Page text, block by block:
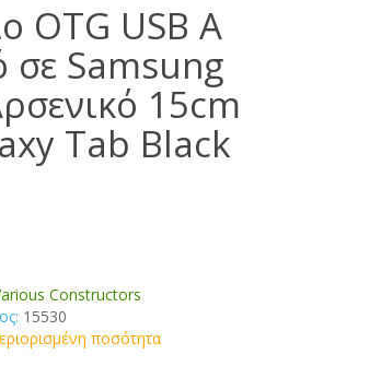
OTG USB Α
σε Samsung
15cm
Tab Black
Constructors
15530
ποσότητα